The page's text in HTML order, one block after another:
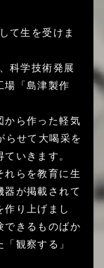
て生を受けま
科学技術発展
場「島津製作
から作った軽気
らせて大喝采を
いきます。
れらを教育に生
器が掲載されて
作り上げまし
できるものばか
観察する」